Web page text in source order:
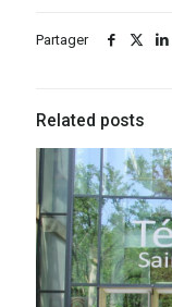
Partager
Related posts